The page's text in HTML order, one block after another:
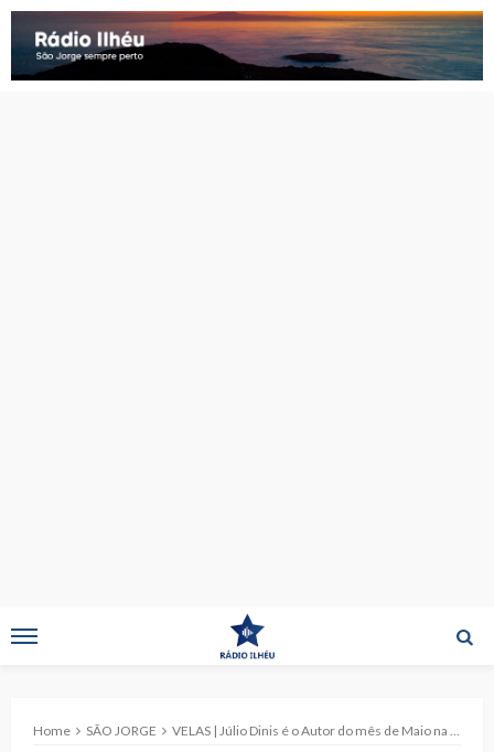
Home SÃO JORGE VELAS | Júlio Dinis é o Autor do mês de Maio na Biblioteca Municipal